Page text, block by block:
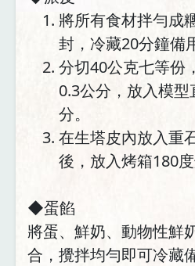
將所有食材拌勻成
封，冷藏20分鐘備
分切40公克七等份
0.3公分，放入模
分。
在生塔皮內放入重
後，放入烤箱180度
◆蛋餡
將蛋、鮮奶、動物性鮮
合，攪拌均勻即可冷藏